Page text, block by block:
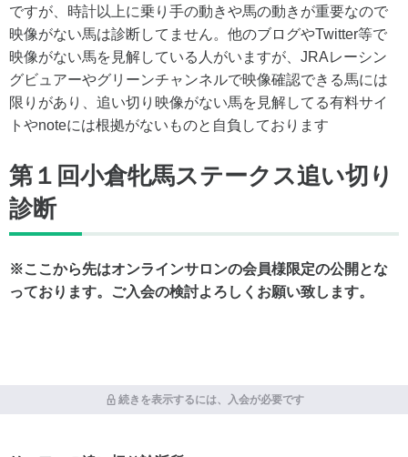
ですが、時計以上に乗り手の動きや馬の動きが重要なので
映像がない馬は診断してません。他のブログやTwitter等で
映像がない馬を見解している人がいますが、JRAレーシン
グビュアーやグリーンチャンネルで映像確認できる馬には
限りがあり、追い切り映像がない馬を見解してる有料サイ
トやnoteには根拠がないものと自負しております
第１回小倉牝馬ステークス追い切り
診断
※ここから先はオンラインサロンの会員様限定の公開とな
っております。ご入会の検討よろしくお願い致します。
続きを表示するには、入会が必要です